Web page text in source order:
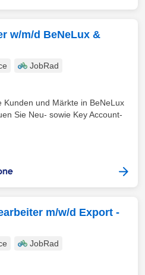
w/m/d BeNeLux &
JobRad
Kunden und Märkte in BeNeLux
Sie Neu- sowie Key Account-
m/w/d Export -
JobRad